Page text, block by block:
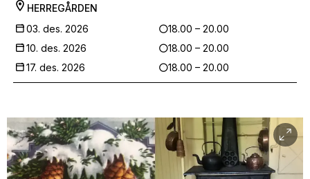
HERREGÅRDEN
03. des. 2026
18.00 – 20.00
10. des. 2026
18.00 – 20.00
17. des. 2026
18.00 – 20.00